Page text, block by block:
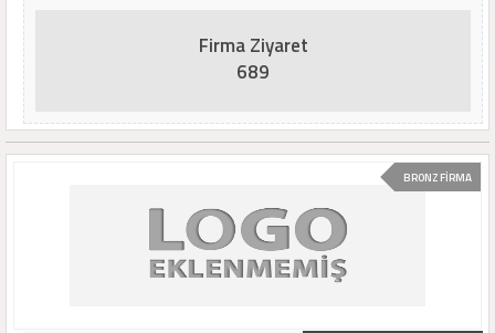
Firma Ziyaret
689
BRONZ FİRMA